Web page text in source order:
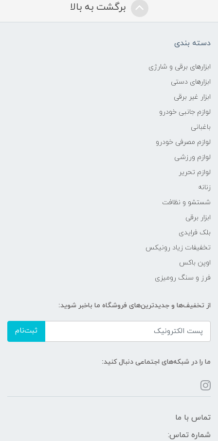
برگشت به بالا
دسته بندی
ابزارهای برقی و شارژی
ابزارهای دستی
ابزار غیر برقی
لوازم جانبی خودرو
باغبانی
لوازم مصرفی خودرو
لوازم ورزشی
لوازم تحریر
زنانه
شستشو و نظافت
ابزار برقی
بلک فرایدی
تخفیفات زیاد رونیکس
اوپن باکس
فرز و سنگ رومیزی
از تخفیف‌ها و جدیدترین‌های فروشگاه ما باخبر شوید:
ثبت‌نام
ما را در شبکه‌های اجتماعی دنبال کنید:
تماس با ما
شماره تماس: